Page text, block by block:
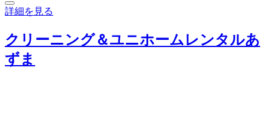
詳細を見る
クリーニング＆ユニホームレンタルあ
ずま